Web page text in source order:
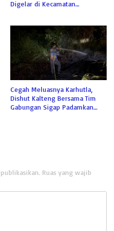
Digelar di Kecamatan
Cegah Meluasnya Karhutla,
Dishut Kalteng Bersama Tim
Gabungan Sigap Padamkan
Ruas yang wajib